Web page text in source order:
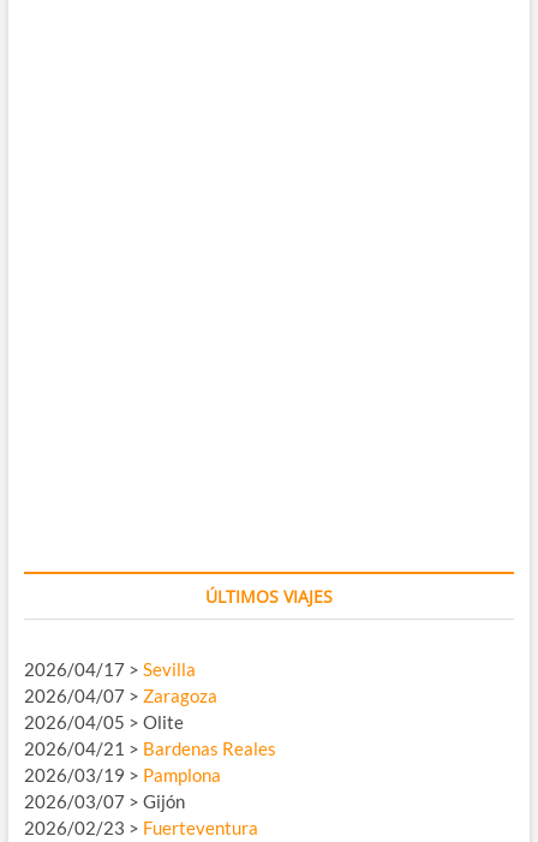
ÚLTIMOS VIAJES
2026/04/17 > Sevilla
2026/04/07 > Zaragoza
2026/04/05 > Olite
2026/04/21 > Bardenas Reales
2026/03/19 > Pamplona
2026/03/07 > Gijón
2026/02/23 > Fuerteventura